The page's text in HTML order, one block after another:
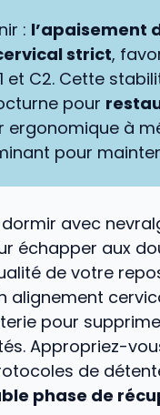
: l’apaisement
strict,
et C2. Cette
pour
ergonomique à
pour
avec
échapper aux
de votre
alignement
pour
Appropriez-
de
phase de